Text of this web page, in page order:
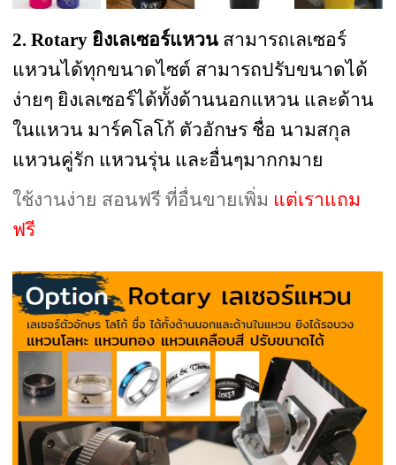
2. Rotary ยิงเลเซอร์แหวน สามารถเลเซอร์
แหวนได้ทุกขนาดไซต์ สามารถปรับขนาดได้
ง่ายๆ ยิงเลเซอร์ได้ทั้งด้านนอกแหวน และด้าน
ในแหวน มาร์คโลโก้ ตัวอักษร ชื่อ นามสกุล
แหวนคู่รัก แหวนรุ่น และอื่นๆมากกมาย
ใช้งานง่าย สอนฟรี ที่อื่นขายเพิ่ม แต่เราแถม
ฟรี